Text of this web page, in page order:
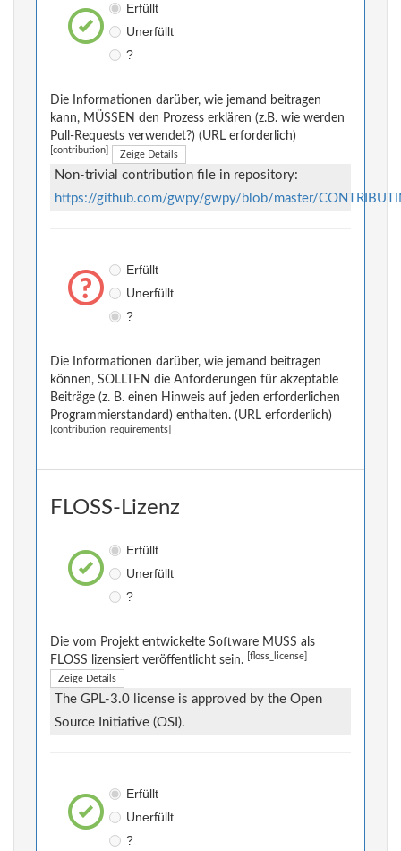
Erfüllt
Unerfüllt
?
Die Informationen darüber, wie jemand beitragen
kann, MÜSSEN den Prozess erklären (z.B. wie werden
Pull-Requests verwendet?) (URL erforderlich)
[contribution] Zeige Details
Non-trivial contribution file in repository:
https://github.com/gwpy/gwpy/blob/master/
Erfüllt
Unerfüllt
?
Die Informationen darüber, wie jemand beitragen
können, SOLLTEN die Anforderungen für akzeptable
Beiträge (z. B. einen Hinweis auf jeden erforderlichen
Programmierstandard) enthalten. (URL erforderlich)
[contribution_requirements]
FLOSS-Lizenz
Erfüllt
Unerfüllt
?
Die vom Projekt entwickelte Software MUSS als
FLOSS lizensiert veröffentlicht sein.
[floss_license]
Zeige Details
The GPL-3.0 license is approved by the Open
Source Initiative (OSI).
Erfüllt
Unerfüllt
?